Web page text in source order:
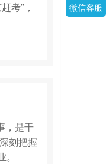
考”，
，是干
刻把握
业。
微信客服